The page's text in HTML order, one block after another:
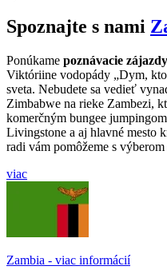
Spoznajte s nami
Ponúkame poznávacie
Viktóriine vodopády „Dym,
sveta. Nebudete sa vedieť
Zimbabwe na rieke Zambezi,
komerčným bungee
Livingstone a aj hlavné mesto
radi vám pomôžeme s
viac
Zambia - viac informácií